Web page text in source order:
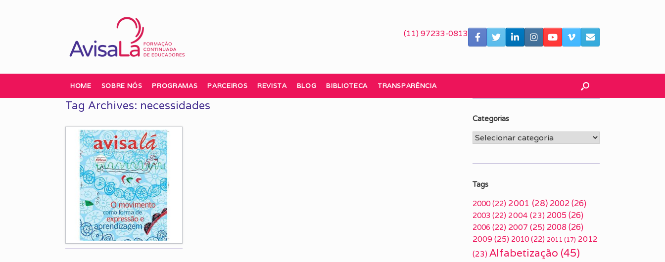
(11) 97233-0813
HOME SOBRE NÓS PROGRAMAS PARCEIROS REVISTA BLOG BIBLIOTECA TRANSPARÊNCIA
Tag Archives: necessidades
Categorias
Categorias
Tags
2000 (22) 2001 (28) 2002(26)
2003 (22) 2004 (23) 2005 (26)
2006 (22) 2007 (25) 2008(26)
2009(25) 2010 (22) 2011 (17) 2012
(23) Alfabetização (45)